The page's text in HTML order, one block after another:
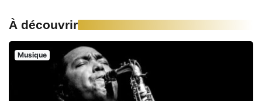
À découvrir
Musique